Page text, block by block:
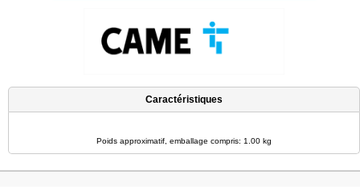
Caractéristiques
Poids approximatif, emballage compris: 1.00 kg